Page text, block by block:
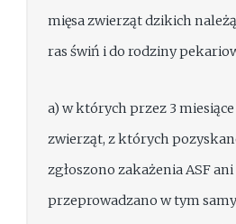
mięsa zwierząt dzikich
ras świń i do rodziny
a) w których przez 3
zwierząt, z których
zgłoszono zakażenia ASF ani
przeprowadzano w tym